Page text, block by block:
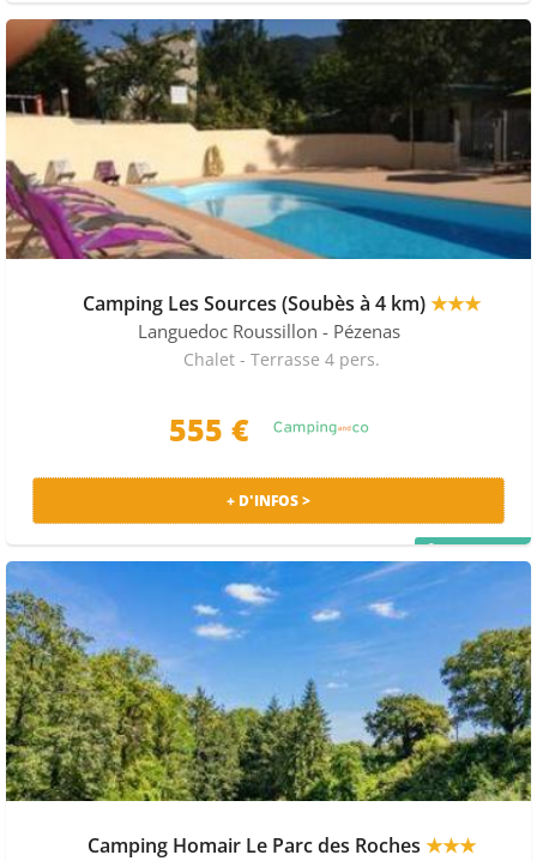
Camping Les Sources (Soubès à 4 km)★★★
Languedoc Roussillon - Pézenas
Chalet - Terrasse 4 pers.
555 €
+ D'INFOS >
Camping Homair Le Parc des Roches ★★★